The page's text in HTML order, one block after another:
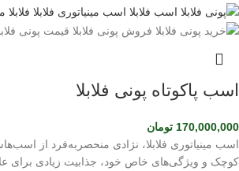
اسب پاکوتاه پونی فلابلا
170,000,000 تومان
اسب مینیاتوری فلابلا، نژادی منحصربه‌فرد از
کوچک و ویژگی‌های خاص خود، جذابیت زیادی برای